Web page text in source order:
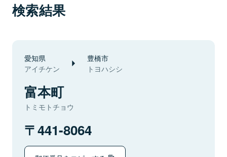
検索結果
愛知県
アイチケン
豊橋市
トヨハシシ
富本町
トミモトチョウ
441-8064